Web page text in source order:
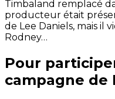
Timbaland remplacé
producteur était
de Lee Daniels, mais il
Rodney…
Pour
campagne de